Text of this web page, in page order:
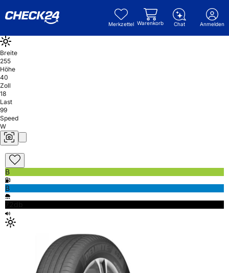
Merkzettel Warenkorb Chat Anmelden
Breite
255
Höhe
40
Zoll
18
Last
99
Speed
W
B
B
72db